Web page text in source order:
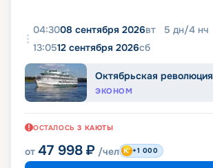
04:3008 сентября 2026вт 5 дн/4 нч
13:0512 сентября 2026сб
Октябрьская революция
ЭКОНОМ
ОСТАЛОСЬ 3 КАЮТЫ
от 47 998 ₽ /чел +1 000